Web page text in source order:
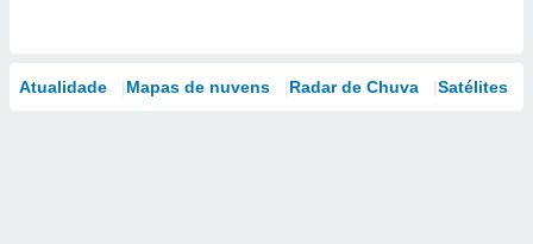
Atualidade Mapas de nuvens Radar de Chuva Satélites